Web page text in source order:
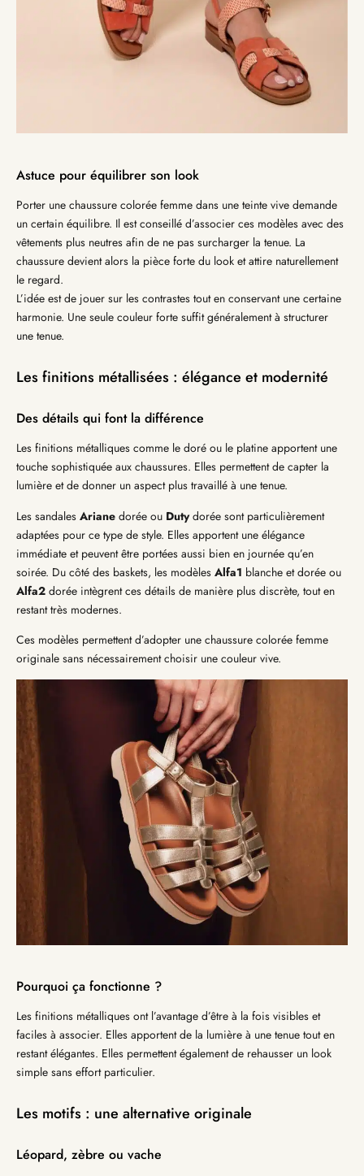
Astuce pour équilibrer son look
Porter une chaussure colorée femme dans une teinte vive demande
un certain équilibre. Il est conseillé d’associer ces modèles avec des
vêtements plus neutres afin de ne pas surcharger la tenue. La
chaussure devient alors la pièce forte du look et attire naturellement
le regard.
L’idée est de jouer sur les contrastes tout en conservant une certaine
harmonie. Une seule couleur forte suffit généralement à structurer
une tenue.
Les finitions métallisées : élégance et modernité
Des détails qui font la différence
Les finitions métalliques comme le doré ou le platine apportent une
touche sophistiquée aux chaussures. Elles permettent de capter la
lumière et de donner un aspect plus travaillé à une tenue.
Les sandales Ariane dorée ou Dutydorée sont particulièrement
adaptées pour ce type de style. Elles apportent une élégance
immédiate et peuvent être portées aussi bien en journée qu’en
soirée. Du côté des baskets, les modèles Alfa1 blanche et dorée ou
Alfa2 dorée intègrent ces détails de manière plus discrète, tout en
restant très modernes.
Ces modèles permettent d’adopter une chaussure colorée femme
originale sans nécessairement choisir une couleur vive.
Pourquoi ça fonctionne ?
Les finitions métalliques ont l’avantage d’être à la fois visibles et
faciles à associer. Elles apportent de la lumière à une tenue tout en
restant élégantes. Elles permettent également de rehausser un look
simple sans effort particulier.
Les motifs : une alternative originale
Léopard, zèbre ou vache